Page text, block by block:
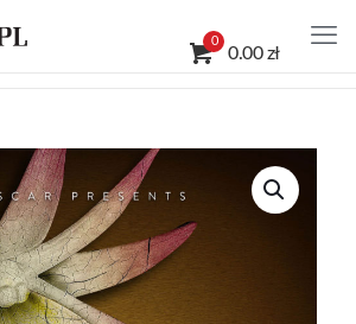
0
0.00 zł